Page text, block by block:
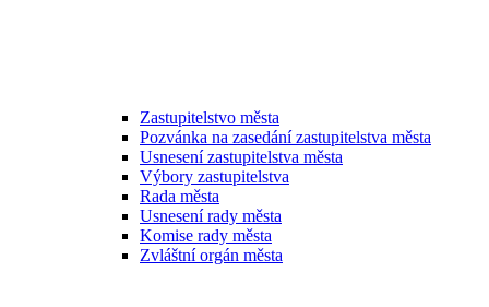
Zastupitelstvo města
Pozvánka na zasedání zastupitelstva města
Usnesení zastupitelstva města
Výbory zastupitelstva
Rada města
Usnesení rady města
Komise rady města
Zvláštní orgán města